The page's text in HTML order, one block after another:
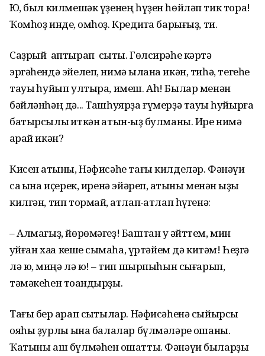
Юҡ, был килмешәк үҙенең һүҙен һөйләп тик тора!
Ҡомһоҙ инде, ҡомһоҙ. Кредитҡа барығыҙ, ти.
Саҙрый аптырап сыҡты. Гөлсирәһе кәртә
эргәһендә эйелеп, нимә ҡылана икән, тиһә, тегеһе
тауыҡ һуйып ултыра, имеш. Аһ! Былар менән
бәйләнһәң дә... Ташһуярҙа ғүмерҙә тауыҡ һуйырға
батырсылыҡ иткән ҡатын-ҡыҙ булманы. Ире нимә
ҡарай икән?
Кисен ҡатыны, Нәфисәһе тағы килделәр. Фәнәүи
саҡ ҡына иҫерек, иренә эйәреп, ҡатыны менән ҡыҙы
килгән, тип тормай, ҡатлап-ҡатлап һүгенә:
– Алмағыҙ, йөрөмәгеҙ! Баштан уҡ әйттем, мин
ҡуйған хаҡҡа кеше сыҡмаһа, үртәйем дә китәм! Һеҙгә
лә юҡ, миңә лә юҡ! – тип шырпыһын сығарып,
тәмәкеһен тоҡандырҙы.
Тағы бер ҡарап сыҡтылар. Нәфисәһенә сыйырсыҡ
ояһы ҙурлыҡ ҡына балалар бүлмәләре оҡшаны.
Ҡатыны аш бүлмәһен оҡшатты. Фәнәүи быларҙы